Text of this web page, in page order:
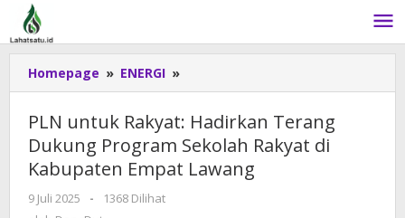
Lewati
konten
Homepage » ENERGI »
untuk
Rakyat:
Hadirkan
Terang
Dukung
PLN untuk Rakyat: Hadirkan Terang
Dukung Program Sekolah Rakyat di
Kabupaten Empat Lawang
9 Juli 2025
oleh
-
1368 Dilihat